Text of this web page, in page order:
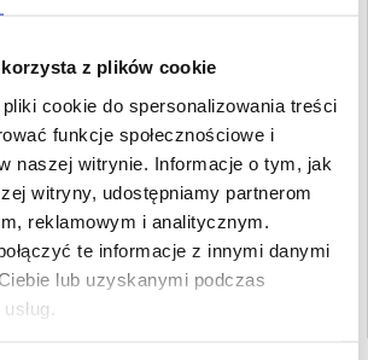
z plików cookie
cookie do spersonalizowania treści
funkcje społecznościowe i
naszej witrynie. Informacje o tym, jak
witryny, udostępniamy partnerom
reklamowym i analitycznym.
te informacje z innymi danymi
lub uzyskanymi podczas
transportu urządzenia
Galaxy Tab S10 FE, Samsung Galaxy Tab S9 FE
do tabletów i iPada,Etui & Akcesoria do
na tablet Samsung
Samsung Galaxy Tab S9 FE Etui